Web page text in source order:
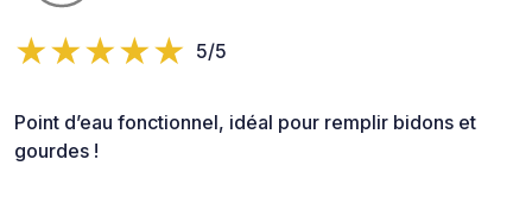
5/5
Point d’eau fonctionnel, idéal pour remplir bidons et
gourdes !